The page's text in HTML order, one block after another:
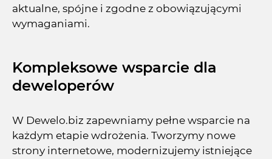
aktualne, spójne i zgodne z obowiązującymi
wymaganiami.
Kompleksowe wsparcie dla
deweloperów
W Dewelo.biz zapewniamy pełne wsparcie na
każdym etapie wdrożenia. Tworzymy nowe
strony internetowe, modernizujemy istniejące